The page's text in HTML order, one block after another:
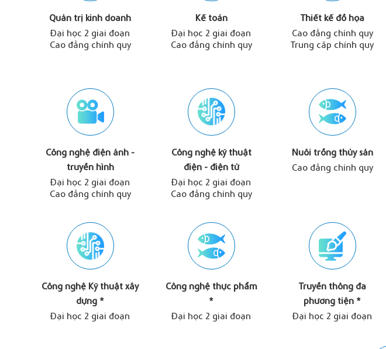
Quản trị kinh doanh
Đại học 2 giai đoạn
Cao đẳng chính quy
Kế toán
Đại học 2 giai đoạn
Cao đẳng chính quy
Thiết kế đồ họa
Cao đẳng chính quy
Trung cấp chính quy
Công nghệ điện ảnh -
truyền hình
Đại học 2 giai đoạn
Cao đẳng chính quy
Công nghệ kỹ thuật
điện - điện tử
Đại học 2 giai đoạn
Cao đẳng chính quy
Nuôi trồng thủy sản
Cao đẳng chính quy
Công nghệ Kỹ thuật xây
dựng *
Đại học 2 giai đoạn
Công nghệ thực phẩm
*
Đại học 2 giai đoạn
Truyền thông đa
phương tiện *
Đại học 2 giai đoạn